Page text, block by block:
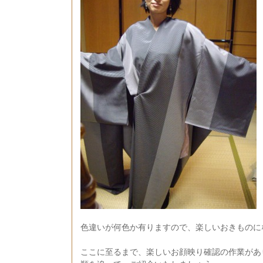
色違いが何色か有りますので、楽しいおきものに
ここに至るまで、楽しいお顔映り確認の作業があ